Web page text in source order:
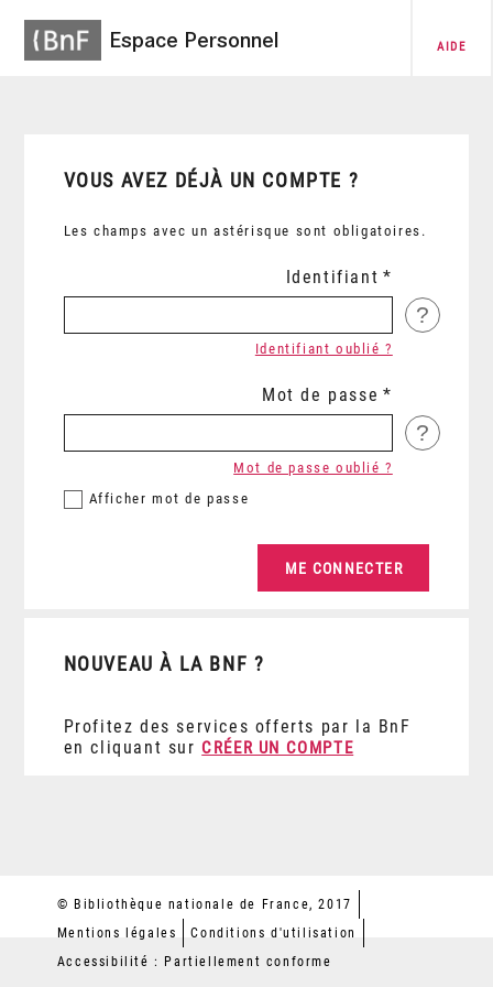
Espace Personnel AIDE
VOUS AVEZ DÉJÀ UN COMPTE ?
Les champs avec un astérisque sont obligatoires.
Identifiant
?
Identifiant oublié ?
Mot de passe
?
Afficher mot de passe
Mot de passe oublié ?
NOUVEAU À LA BNF ?
Profitez des services offerts par la BnF
en cliquant sur CRÉER UN COMPTE
© Bibliothèque nationale de France, 2017
Mentions légales
Conditions d'utilisation
Accessibilité : Partiellement conforme